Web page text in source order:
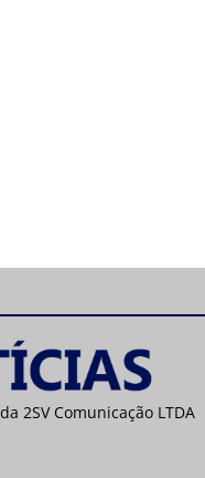
2SV Comunicação LTDA